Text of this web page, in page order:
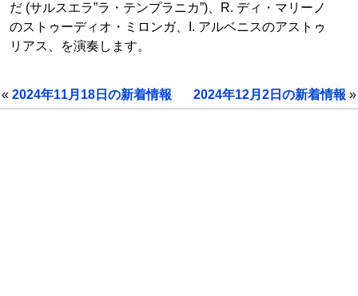
だ (サルスエラ”ラ・テンプラニカ”)、R. ディ・マリーノ
のストゥーディオ・ミロンガ、I. アルベニスのアストゥ
リアス、を演奏します。
« 2024年11月18日の新着情報 2024年12月2日の新着情報 »